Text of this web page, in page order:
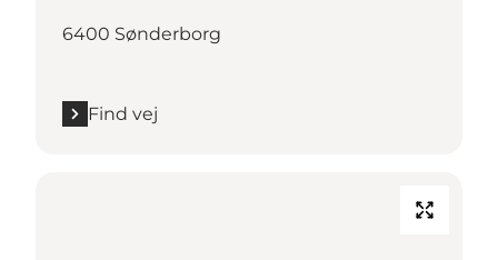
6400 Sønderborg
Find vej